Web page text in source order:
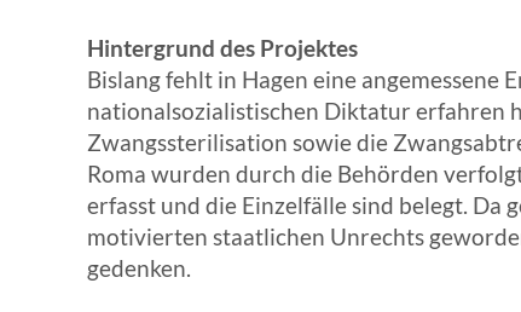
Hintergrund des Projektes
Bislang fehlt in Hagen eine
nationalsozialistischen Diktatur erfahren
Zwangssterilisation sowie die
Roma wurden durch die Behörden
erfasst und die Einzelfälle sind belegt. Da
motivierten staatlichen Unrechts
gedenken.